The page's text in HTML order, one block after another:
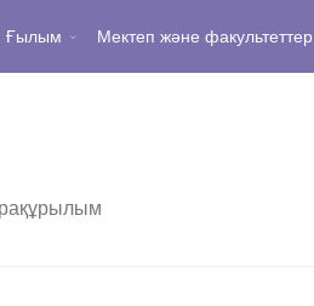
Ғылым Мектеп және факультеттер